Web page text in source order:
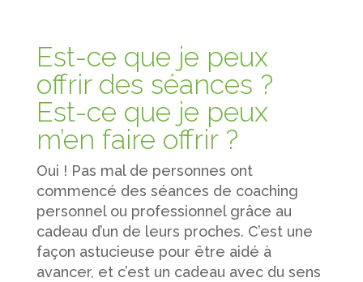
Est-ce que je peux
offrir des séances ?
Est-ce que je peux
m’en faire offrir ?
Oui ! Pas mal de personnes ont
commencé des séances de coaching
personnel ou professionnel grâce au
cadeau d’un de leurs proches. C’est une
façon astucieuse pour être aidé à
avancer, et c’est un cadeau avec du sens